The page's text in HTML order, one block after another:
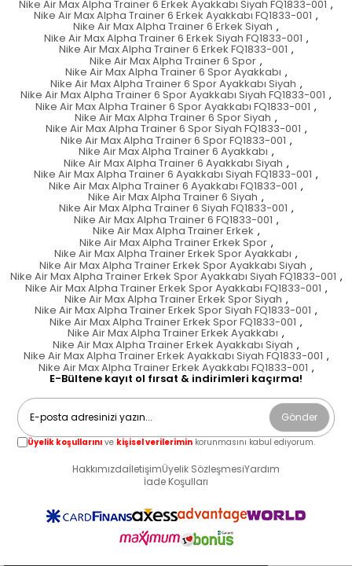
Nike Air Max Alpha Trainer 6 Erkek Ayakkabı Siyah FQ1833-001 ,
Nike Air Max Alpha Trainer 6 Erkek Ayakkabı FQ1833-001 ,
Nike Air Max Alpha Trainer 6 Erkek Siyah ,
Nike Air Max Alpha Trainer 6 Erkek Siyah FQ1833-001 ,
Nike Air Max Alpha Trainer 6 Erkek FQ1833-001 ,
Nike Air Max Alpha Trainer 6 Spor ,
Nike Air Max Alpha Trainer 6 Spor Ayakkabı ,
Nike Air Max Alpha Trainer 6 Spor Ayakkabı Siyah ,
Nike Air Max Alpha Trainer 6 Spor Ayakkabı Siyah FQ1833-001 ,
Nike Air Max Alpha Trainer 6 Spor Ayakkabı FQ1833-001 ,
Nike Air Max Alpha Trainer 6 Spor Siyah ,
Nike Air Max Alpha Trainer 6 Spor Siyah FQ1833-001 ,
Nike Air Max Alpha Trainer 6 Spor FQ1833-001 ,
Nike Air Max Alpha Trainer 6 Ayakkabı ,
Nike Air Max Alpha Trainer 6 Ayakkabı Siyah ,
Nike Air Max Alpha Trainer 6 Ayakkabı Siyah FQ1833-001 ,
Nike Air Max Alpha Trainer 6 Ayakkabı FQ1833-001 ,
Nike Air Max Alpha Trainer 6 Siyah ,
Nike Air Max Alpha Trainer 6 Siyah FQ1833-001 ,
Nike Air Max Alpha Trainer 6 FQ1833-001 ,
Nike Air Max Alpha Trainer Erkek ,
Nike Air Max Alpha Trainer Erkek Spor ,
Nike Air Max Alpha Trainer Erkek Spor Ayakkabı ,
Nike Air Max Alpha Trainer Erkek Spor Ayakkabı Siyah ,
Nike Air Max Alpha Trainer Erkek Spor Ayakkabı Siyah FQ1833-001 ,
Nike Air Max Alpha Trainer Erkek Spor Ayakkabı FQ1833-001 ,
Nike Air Max Alpha Trainer Erkek Spor Siyah ,
Nike Air Max Alpha Trainer Erkek Spor Siyah FQ1833-001 ,
Nike Air Max Alpha Trainer Erkek Spor FQ1833-001 ,
Nike Air Max Alpha Trainer Erkek Ayakkabı ,
Nike Air Max Alpha Trainer Erkek Ayakkabı Siyah ,
Nike Air Max Alpha Trainer Erkek Ayakkabı Siyah FQ1833-001 ,
Nike Air Max Alpha Trainer Erkek Ayakkabı FQ1833-001 ,
E-Bültene kayıt ol fırsat & indirimleri kaçırma!
Gönder
Üyelik koşullarını ve kişisel verilerimin korunmasını kabul ediyorum.
HakkımızdaİletişimÜyelik SözleşmesiYardım
İade Koşulları